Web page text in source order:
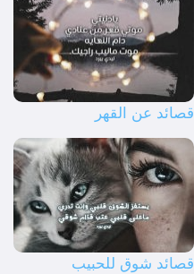
قصائد عن القهر
قصائد شوق للحبيب